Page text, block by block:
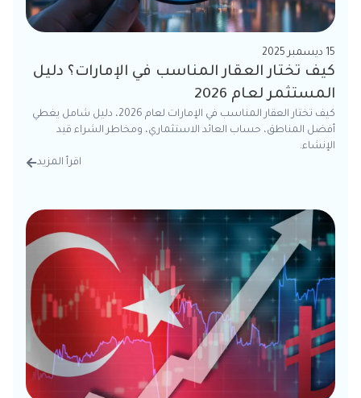
15 ديسمبر 2025
كيف تختار العقار المناسب في الإمارات؟ دليل
المستثمر لعام 2026
كيف تختار العقار المناسب في الإمارات لعام 2026، دليل شامل يغطي
أفضل المناطق، حساب العائد الاستثماري، ومخاطر الشراء قيد
الإنشاء.
اقرأ المزيد